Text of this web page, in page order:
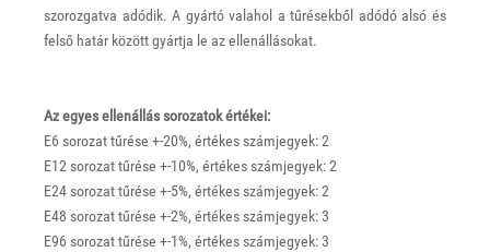
szorozgatva adódik. A gyártó valahol a tűrésekből adódó alsó és
felső határ között gyártja le az ellenállásokat.
Az egyes ellenállás sorozatok értékei:
E6 sorozat tűrése +-20%, értékes számjegyek: 2
E12 sorozat tűrése +-10%, értékes számjegyek: 2
E24 sorozat tűrése +-5%, értékes számjegyek: 2
E48 sorozat tűrése +-2%, értékes számjegyek: 3
E96 sorozat tűrése +-1%, értékes számjegyek: 3